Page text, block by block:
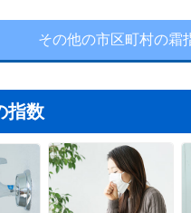
その他の市区町村の霜
指数